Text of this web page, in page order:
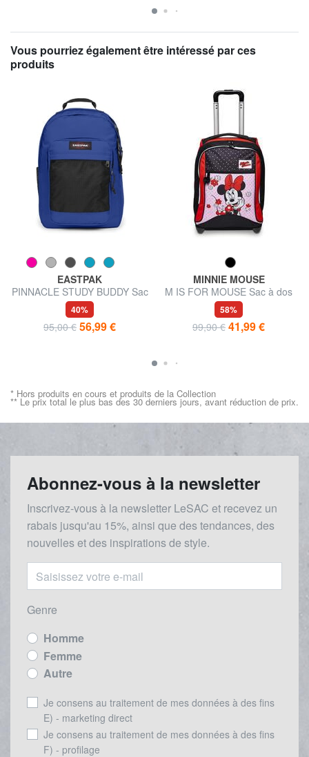
Vous pourriez également être intéressé par ces
produits
EASTPAK
PINNACLE STUDY BUDDY Sac
à dos avec support pour
ordinateur portable 15,6"
40%
95,00 € 56,99 €
MINNIE MOUSE
M IS FOR MOUSE Sac à dos
trolley 2 roues
58%
99,90 € 41,99 €
* Hors produits en cours et produits de la Collection
** Le prix total le plus bas des 30 derniers jours, avant réduction de prix.
Abonnez-vous à la newsletter
Inscrivez-vous à la newsletter LeSAC et recevez un
rabais jusqu'au 15%, ainsi que des tendances, des
nouvelles et des inspirations de style.
Genre
Homme
Femme
Autre
Je consens au traitement de mes données à des fins
E) - marketing direct
Je consens au traitement de mes données à des fins
F) - profilage